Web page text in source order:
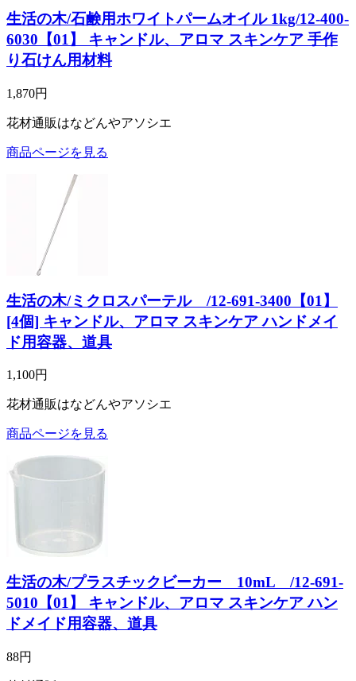
生活の木/石鹸用ホワイトパームオイル 1kg/12-400-
6030【01】 キャンドル、アロマ スキンケア 手作
り石けん用材料
1,870円
花材通販はなどんやアソシエ
商品ページを見る
生活の木/ミクロスパーテル /12-691-3400【01】
[4個] キャンドル、アロマ スキンケア ハンドメイ
ド用容器、道具
1,100円
花材通販はなどんやアソシエ
商品ページを見る
生活の木/プラスチックビーカー 10mL /12-691-
5010【01】 キャンドル、アロマ スキンケア ハン
ドメイド用容器、道具
88円